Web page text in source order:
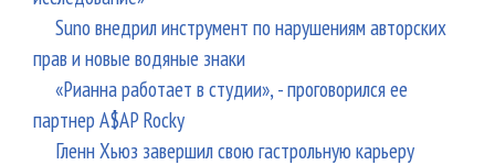
Suno внедрил инструмент по нарушениям авторских
прав и новые водяные знаки
«Рианна работает в студии», - проговорился ее
партнер A$AP Rocky
Гленн Хьюз завершил свою гастрольную карьеру